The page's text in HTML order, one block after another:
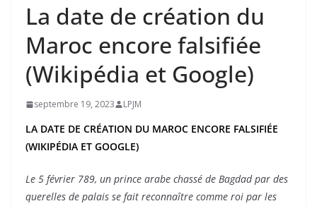
La date de création du
Maroc encore falsifiée
(Wikipédia et Google)
septembre 19, 2023 LPJM
LA DATE DE CRÉATION DU MAROC ENCORE FALSIFIÉE
(WIKIPÉDIA ET GOOGLE)
Le 5 février 789, un prince arabe chassé de Bagdad par des
querelles de palais se fait reconnaître comme roi par les